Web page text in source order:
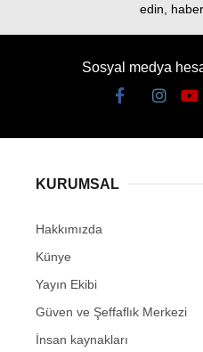
edin,
Sosyal medya
KURUMSAL
Hakkımızda
Künye
Yayın Ekibi
Güven ve Şeffaflık Merkezi
İnsan kaynakları